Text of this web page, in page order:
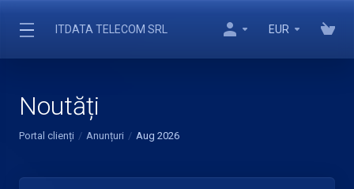
ITDATA TELECOM SRL EUR
Noutăți
Portal clienți Anunțuri Aug 2026